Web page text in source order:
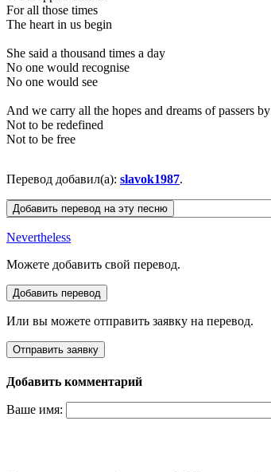
For all those times
The heart in us begin
She said a thousand times a day
No one would recognise
No one would see
And we carry all the hopes and dreams of passers by
Not to be redefined
Not to be free
Перевод добавил(а): slavok1987.
Nevertheless
Можете добавить свой перевод.
Или вы можете отправить заявку на перевод.
Добавить комментарий
Ваше имя: